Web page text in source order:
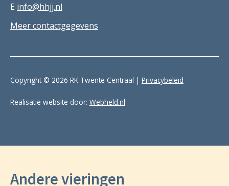
E info@hhjj.nl
Meer contactgegevens
Copyright © 2026 RK Twente Centraal | Privacybeleid
Realisatie website door: Webheld.nl
Andere vieringen